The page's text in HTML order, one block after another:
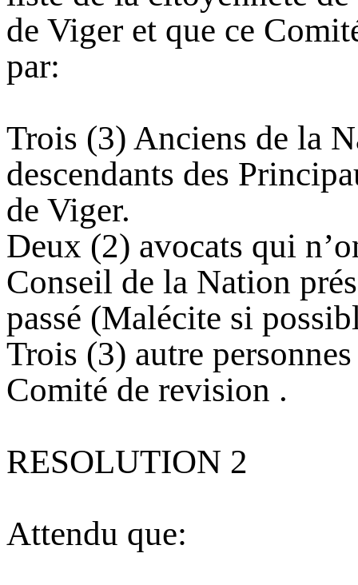
de Viger et que ce
par:
Trois (3) Anciens de la
descendants des
de Viger.
Deux (2) avocats qui
Conseil de la Nation
passé (Malécite si
Trois (3) autre
Comité de revision .
RESOLUTION 2
Attendu que: